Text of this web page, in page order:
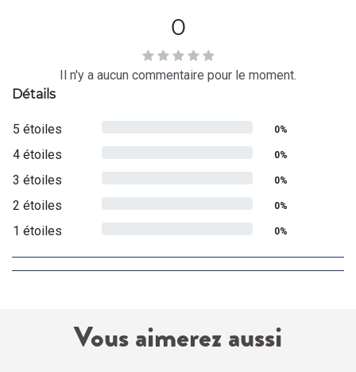
0
Il n'y a aucun commentaire pour le moment.
Détails
5 étoiles 0%
4 étoiles 0%
3 étoiles 0%
2 étoiles 0%
1 étoiles 0%
Vous aimerez aussi